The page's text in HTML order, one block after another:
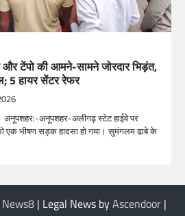
टेंपो की आमने-सामने जोरदार भिड़ंत,
5 हायर सेंटर रेफर​
अनूपशहर:-अनूपशहर-अलीगढ़ स्टेट हाईवे पर
एक भीषण सड़क हादसा हो गया। सुमंगलम ढाबे के
| Legal News byAscendoor |